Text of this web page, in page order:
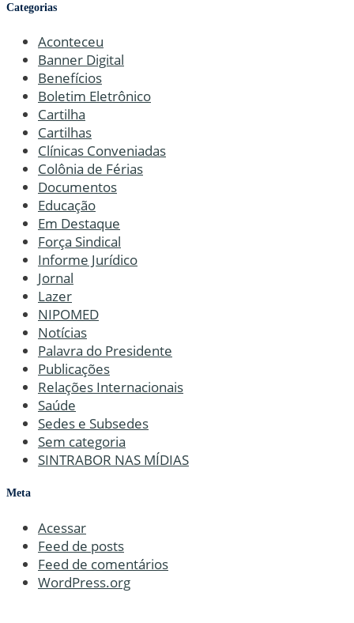
Categorias
Aconteceu
Banner Digital
Benefícios
Boletim Eletrônico
Cartilha
Cartilhas
Clínicas Conveniadas
Colônia de Férias
Documentos
Educação
Em Destaque
Força Sindical
Informe Jurídico
Jornal
Lazer
NIPOMED
Notícias
Palavra do Presidente
Publicações
Relações Internacionais
Saúde
Sedes e Subsedes
Sem categoria
SINTRABOR NAS MÍDIAS
Meta
Acessar
Feed de posts
Feed de comentários
WordPress.org